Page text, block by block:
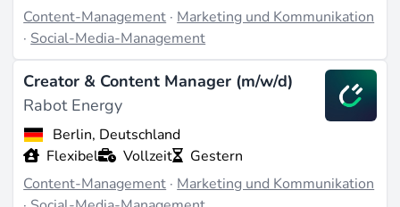
Content-Management · Marketing und Kommunikation
· Social-Media-Management
Creator & Content Manager (m/w/d)
Rabot Energy
Berlin, Deutschland
Flexibel
Vollzeit
Gestern
Content-Management·Marketing und Kommunikation